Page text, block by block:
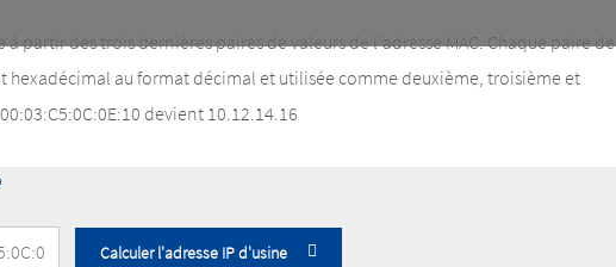
à partir des trois dernières paires de valeurs de l'adresse MAC. Chaque paire de
hexadécimal au format décimal et utilisée comme deuxième, troisième et
devient 10.12.14.16
Calculer l'adresse IP d'usine